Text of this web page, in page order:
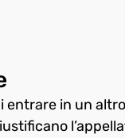
entrare in un